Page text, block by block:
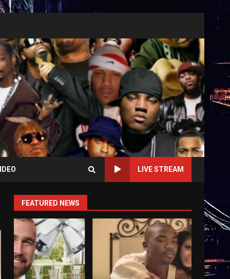
LIVE STREAM
FEATURED NEWS